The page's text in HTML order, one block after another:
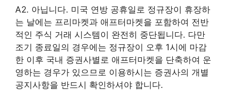
A2. 아닙니다. 미국 연방 공휴일로 정규장이 휴장하
는 날에는 프리마켓과 애프터마켓을 포함하여 전반
적인 주식 거래 시스템이 완전히 중단됩니다. 다만
조기 종료일의 경우에는 정규장이 오후 1시에 마감
한 이후 국내 증권사별로 애프터마켓을 단축하여 운
영하는 경우가 있으므로 이용하시는 증권사의 개별
공지사항을 반드시 확인하셔야 합니다.